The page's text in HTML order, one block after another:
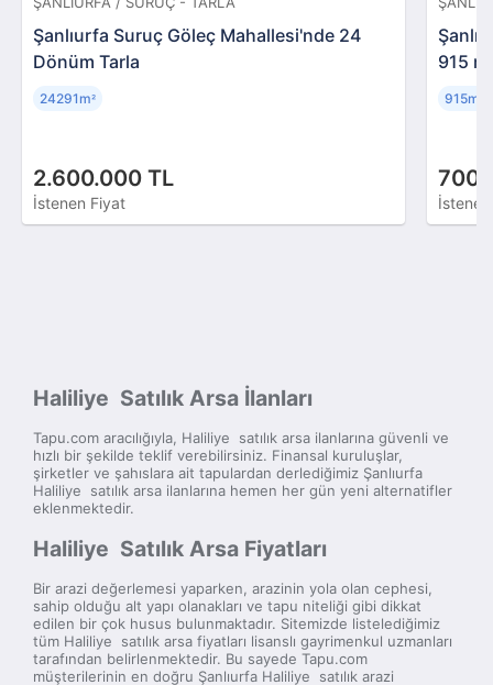
Şanlıurfa Suruç Göleç Mahallesi'nde 24
Dönüm Tarla
2.600.000 TL
İstenen Fiyat
24291m²
915
915m
Haliliye Satılık Arsa İlanları
Tapu.com aracılığıyla, Haliliye satılık arsa ilanlarına güvenli ve
hızlı bir şekilde teklif verebilirsiniz. Finansal kuruluşlar,
şirketler ve şahıslara ait tapulardan derlediğimiz Şanlıurfa
Haliliye satılık arsa ilanlarına hemen her gün yeni alternatifler
eklenmektedir.
Haliliye Satılık Arsa Fiyatları
Bir arazi değerlemesi yaparken, arazinin yola olan cephesi,
sahip olduğu alt yapı olanakları ve tapu niteliği gibi dikkat
edilen bir çok husus bulunmaktadır. Sitemizde listelediğimiz
tüm Haliliye satılık arsa fiyatları lisanslı gayrimenkul uzmanları
tarafından belirlenmektedir. Bu sayede Tapu.com
müşterilerinin en doğru Şanlıurfa Haliliye satılık arazi